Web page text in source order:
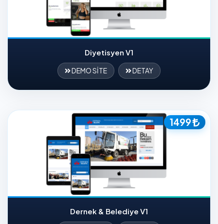
Diyetisyen V1
DEMO SİTE DETAY
1499
Dernek & Belediye V1